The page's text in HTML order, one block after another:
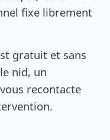
fixe librement
gratuit et sans
nid, un
recontacte